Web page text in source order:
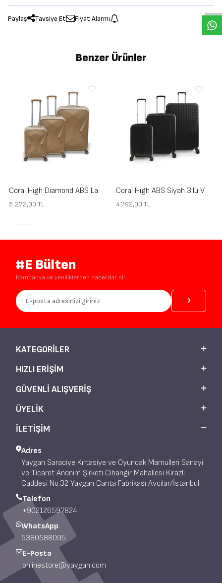
Paylaş Tavsiye Et Fiyat Alarmı
Benzer Ürünler
Coral High Diamond ABS Latte 3'lü Valiz Seti 16630
5.272,00 TL
Coral High ABS Siyah 3'lü Valiz Seti 16400
4.792,00 TL
#E Bülten
Kampanya ve yeniliklerden haberdar ol!
KATEGORILER
HIZLI ERIŞIM
GÜVENLI ALIŞVERIŞ
ÜYELIK
İLETİŞİM
Adres
Yaygan Saraciye Kırtasiye ve Oyuncak Mamulleri Sanayi
ve Ticaret Anonim Şirketi Cihangir Mahallesi Kirazlı
Caddesi No:32 Yaygan Çanta Fabrikası Avcılar/İstanbul
Telefon
+902126597824
WhatsApp
5380588095
E-Posta
onlinestore@yaygan.com